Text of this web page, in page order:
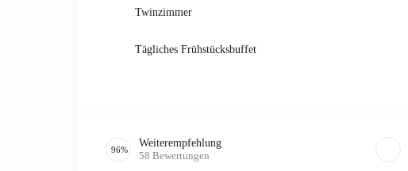
Twinzimmer
Tägliches Frühstücksbuffet
96%
Weiterempfehlung
58 Bewertungen